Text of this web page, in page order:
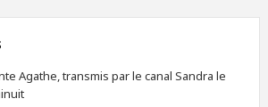
Agathe, transmis par le canal Sandra le